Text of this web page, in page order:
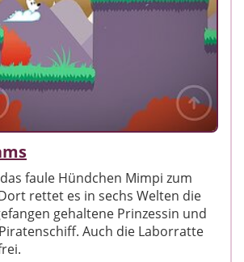
faule Hündchen Mimpi zum
rettet es in sechs Welten die
gehaltene Prinzessin und
Auch die Laborratte